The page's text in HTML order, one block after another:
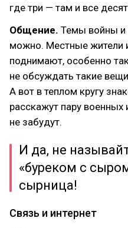
где три — там и все
Общение. Темы войны и
можно. Местные жители
поднимают, особенно
не обсуждать такие
А вот в теплом кругу
расскажут пару военных
не забудут.
И да, не
«буреком с
сырница!
Связь и интернет